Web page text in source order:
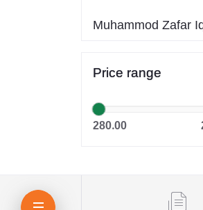
Muhammod Zafar
Dr. Khandaker
Jahangir
কিউএনএ পাবলিকেশন্স
Price range
280.00